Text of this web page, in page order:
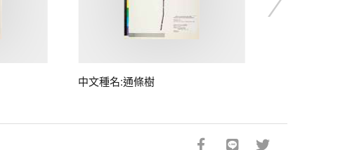
中文種名:通條樹